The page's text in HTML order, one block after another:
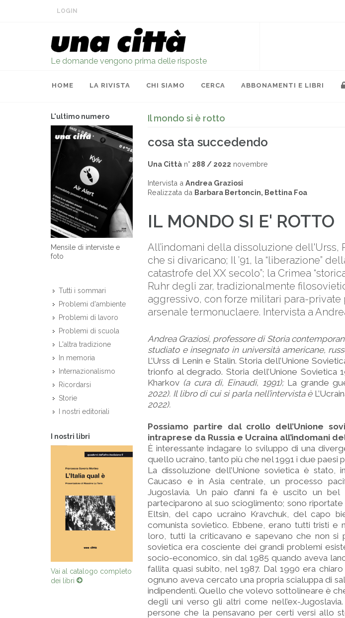
LOGIN
Le domande vengono prima delle risposte
HOME LA RIVISTA CHI SIAMO CERCA ABBONAMENTI E LIBRI
L'ultimo numero
Mensile di interviste e
foto
Tutti i sommari
Problemi d'ambiente
Problemi di lavoro
Problemi di scuola
L'altra tradizione
In memoria
Internazionalismo
Ricordarsi
Storie
I nostri editoriali
I nostri libri
Vai al catalogo completo
dei libri
Il mondo si è rotto
cosa sta succedendo
Una Città n° 288 / 2022 novembre
Intervista a Andrea Graziosi
Realizzata da Barbara Bertoncin, Bettina Foa
IL MONDO SI E' ROTTO
All’indomani della dissoluzione dell'Urss,
che si divaricano; Il ’91, la “liberazione”
catastrofe del XX secolo”; la Crimea
Ruhr degli zar, tradizionalmente
aggressivo, con forze militari para-
arsenale termonuclaere. Intervista a
Andrea Graziosi, professore di Storia
studiato e insegnato in università americane,
L’Urss di Lenin e Stalin. Storia dell’Unione
trionfo al degrado. Storia dell’Unione Sovietica
Kharkov (a cura di, Einaudi, 1991); La grande
2022). Il libro di cui si parla nell’intervista è
2022).
Possiamo partire dal crollo dell’Unione
intraprese da Russia e Ucraina all’indomani
È interessante indagare lo sviluppo di una
quello ucraino, tanto più che nel 1991 i due paesi
La dissoluzione dell’Unione sovietica è
Caucaso e in Asia centrale, un processo
Jugoslavia. Un paio d’anni fa è uscito un
parteciparono al suo scioglimento; sono
Eltsin, del capo ucraino Kravchuk, del capo
comunista sovietico. Ebbene, erano tutti tristi e
loro, tutti la criticavano e sapevano che non si
sovietica era cosciente dei grandi problemi
socio-economico, sin dal 1985 quando aveva
fallita quasi subito, nel 1987. Dal 1990 era
ognuno aveva cercato una propria scialuppa di
indipendenti. Quello che volevo sottolineare è
degli uni verso gli altri come nell’ex-
persone che la pensavano per certi versi allo